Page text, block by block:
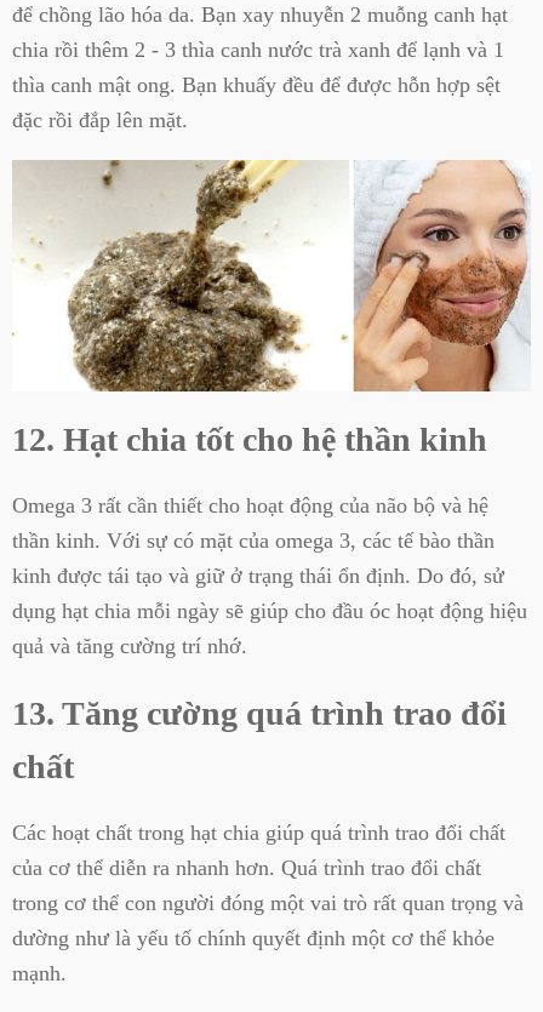
để chồng lão hóa da. Bạn xay nhuyễn 2 muỗng canh hạt
chia rồi thêm 2 - 3 thìa canh nước trà xanh để lạnh và 1
thìa canh mật ong. Bạn khuấy đều để được hỗn hợp sệt
đặc rồi đắp lên mặt.
12. Hạt chia tốt cho hệ thần kinh
Omega 3 rất cần thiết cho hoạt động của não bộ và hệ
thần kinh. Với sự có mặt của omega 3, các tế bào thần
kinh được tái tạo và giữ ở trạng thái ổn định. Do đó, sử
dụng hạt chia mỗi ngày sẽ giúp cho đầu óc hoạt động hiệu
quả và tăng cường trí nhớ.
13. Tăng cường quá trình trao đổi
chất
Các hoạt chất trong hạt chia giúp quá trình trao đổi chất
của cơ thể diễn ra nhanh hơn. Quá trình trao đổi chất
trong cơ thể con người đóng một vai trò rất quan trọng và
dường như là yếu tố chính quyết định một cơ thể khỏe
mạnh.